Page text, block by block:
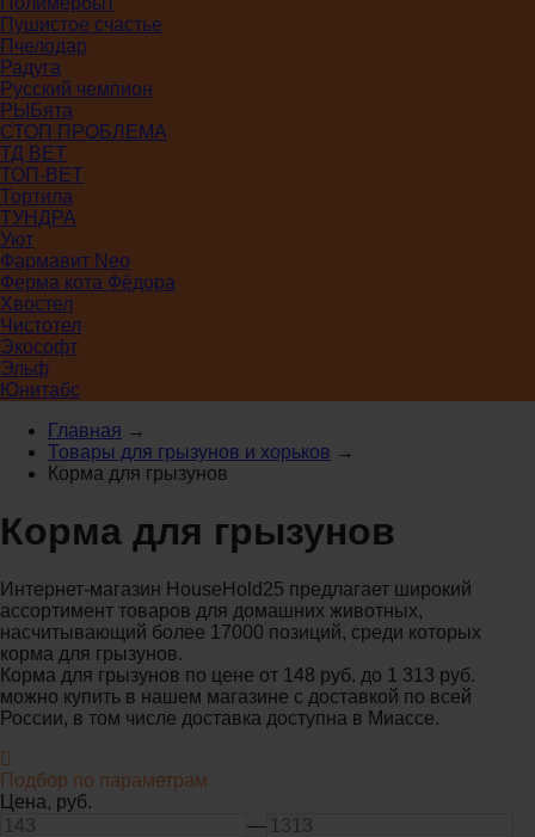
Пушистое счастье
Пчелодар
Радуга
Русский чемпион
РЫБята
СТОП ПРОБЛЕМА
ТД ВЕТ
ТОП-ВЕТ
Тортила
ТУНДРА
Уют
Фармавит Neo
Ферма кота Фёдора
Хвостел
Чистотел
Экософт
Эльф
Юнитабс
Главная →
Товары для грызунов и хорьков →
Корма для грызунов
Корма для грызунов
Интернет-магазин HouseHold25 предлагает широкий
ассортимент товаров для домашних животных,
насчитывающий более 17000 позиций, среди которых
корма для грызунов.
Корма для грызунов по цене от 148 руб. до 1 313 руб.
можно купить в нашем магазине с доставкой по всей
России, в том числе доставка доступна в Миассе.
Подбор по параметрам
Цена, руб.
—